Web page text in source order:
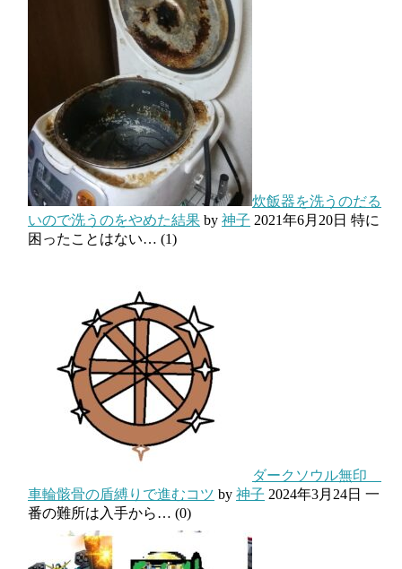
炊飯器を洗うのだる
いので洗うのをやめた結果 by 神子 2021年6月20日 特に
困ったことはない… (1)
ダークソウル無印
車輪骸骨の盾縛りで進むコツ by 神子 2024年3月24日 一
番の難所は入手から… (0)